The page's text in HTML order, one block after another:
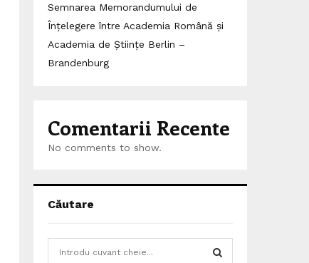
Semnarea Memorandumului de
Înțelegere între Academia Română și
Academia de Științe Berlin –
Brandenburg
Comentarii Recente
No comments to show.
Căutare